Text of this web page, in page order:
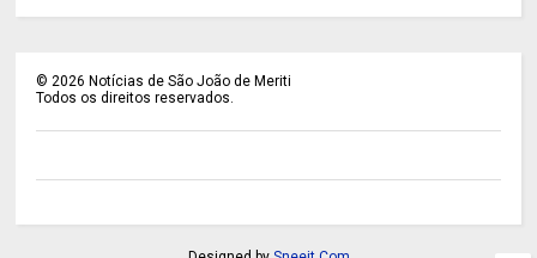
©2026 Notícias de São João de Meriti
Todos os direitos reservados.